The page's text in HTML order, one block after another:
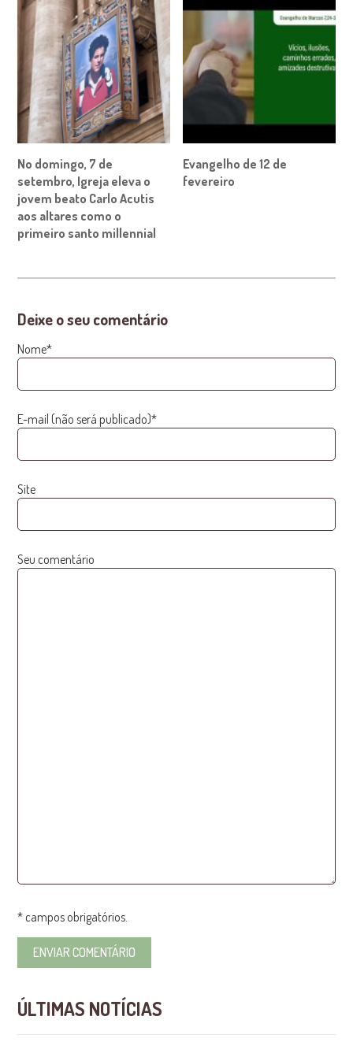
No domingo, 7 de
setembro, Igreja eleva o
jovem beato Carlo Acutis
aos altares como o
primeiro santo millennial
Evangelho de 12 de
fevereiro
Deixe o seu comentário
Nome*
E-mail (não será publicado)*
Site
Seu comentário
* campos obrigatórios.
ÚLTIMAS NOTÍCIAS